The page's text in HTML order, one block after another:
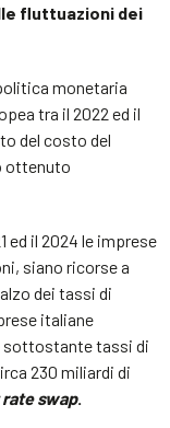
fluttuazioni dei
monetaria
tra il 2022 ed il
del costo del
ottenuto
ed il 2024 le imprese
siano ricorse a
dei tassi di
italiane
sottostante tassi di
230 miliardi di
swap.